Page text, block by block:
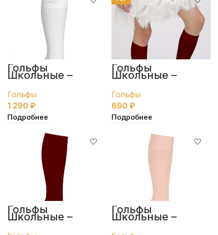
Гольфы
Школьные –
белые c бантиком
Гольфы
1 290 ₽
Подробнее
Гольфы
Школьные –
бордовые
Гольфы
690 ₽
Подробнее
Гольфы
Школьные –
бордовые
Гольфы
Школьные –
розовые